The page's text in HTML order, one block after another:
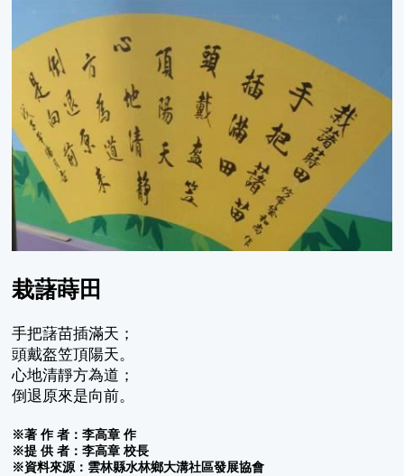
栽藷蒔田
手把藷苗插滿天；
頭戴盔笠頂陽天。
心地清靜方為道；
倒退原來是向前。
※著 作 者：李高章 作
※提 供 者：李高章 校長
※資料來源：雲林縣水林鄉大溝社區發展協會